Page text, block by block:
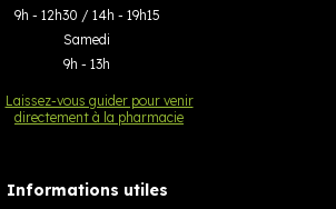
9h - 12h30 / 14h - 19h15
Samedi
9h - 13h
Laissez-vous guider pour venir
directement à la pharmacie
Informations utiles